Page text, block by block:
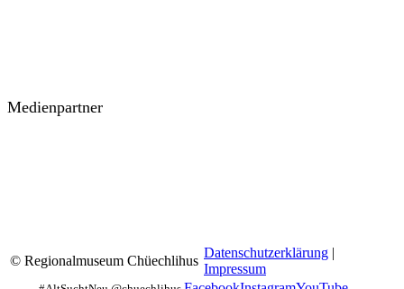
Medienpartner
© Regionalmuseum Chüechlihus
Datenschutzerklärung |
Impressum